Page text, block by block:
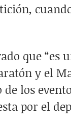
que
y el
los
por el